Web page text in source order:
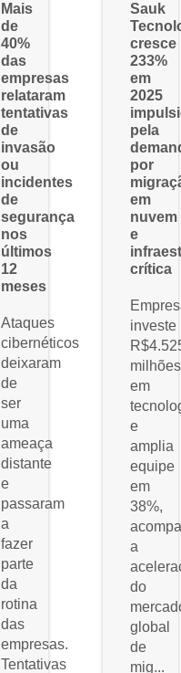
Mais
de
40%
das
empresas
relataram
tentativas
de
invasão
ou
incidentes
de
segurança
nos
últimos
12
meses
Ataques
cibernéticos
deixaram
de
ser
uma
ameaça
distante
e
passaram
a
fazer
parte
da
rotina
das
empresas.
Tentativas
Sauk
cresce
233%
em
2025
pela
por
em
nuvem
e
crítica
investe
milhões
em
e
amplia
equipe
em
38%,
a
do
global
de
mig...